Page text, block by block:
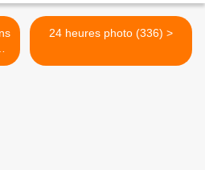
24 heures photo (336) >